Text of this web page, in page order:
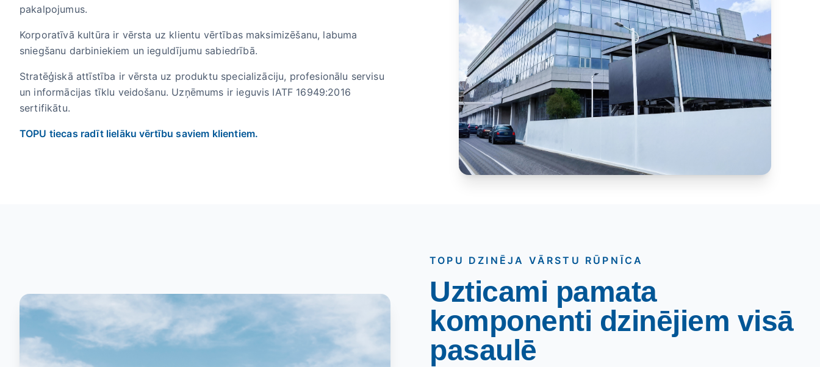
pakalpojumus.
Korporatīvā kultūra ir vērsta uz klientu vērtības maksimizēšanu, labuma
sniegšanu darbiniekiem un ieguldījumu sabiedrībā.
Stratēģiskā attīstība ir vērsta uz produktu specializāciju, profesionālu servisu
un informācijas tīklu veidošanu. Uzņēmums ir ieguvis IATF 16949:2016
sertifikātu.
TOPU tiecas radīt lielāku vērtību saviem klientiem.
TOPU DZINĒJA VĀRSTU RŪPNĪCA
Uzticami pamata
komponenti dzinējiem visā
pasaulē